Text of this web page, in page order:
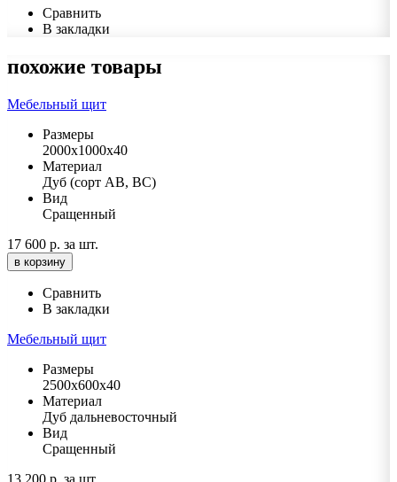
Сравнить
В закладки
похожие товары
Мебельный щит
Размеры
2000х1000х40
Материал
Дуб (сорт АВ, ВС)
Вид
Сращенный
17 600 р. за шт.
в корзину
Сравнить
В закладки
Мебельный щит
Размеры
2500х600х40
Материал
Дуб дальневосточный
Вид
Сращенный
13 200 р. за шт.